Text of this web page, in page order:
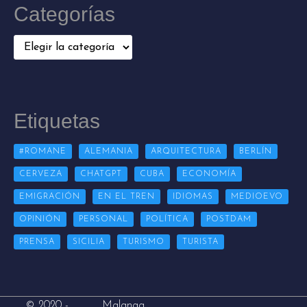
Categorías
Categorías
Etiquetas
#ROMANE ALEMANIA ARQUITECTURA BERLÍN
CERVEZA CHATGPT CUBA ECONOMÍA
EMIGRACIÓN EN EL TREN IDIOMAS MEDIOEVO
OPINIÓN PERSONAL POLÍTICA POSTDAM
PRENSA SICILIA TURISMO TURISTA